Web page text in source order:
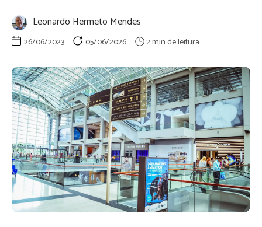
Leonardo Hermeto Mendes
26/06/2023 05/06/2026